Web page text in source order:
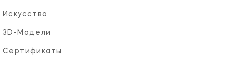
Искусство
3D-Модели
Сертификаты